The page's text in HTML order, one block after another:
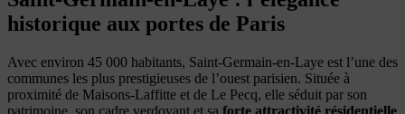
historique aux portes de Paris
Avec environ 45 000 habitants, Saint-Germain-en-Laye est l’une des
communes les plus prestigieuses de l’ouest parisien. Située à
proximité de Maisons-Laffitte et de Le Pecq, elle séduit par son